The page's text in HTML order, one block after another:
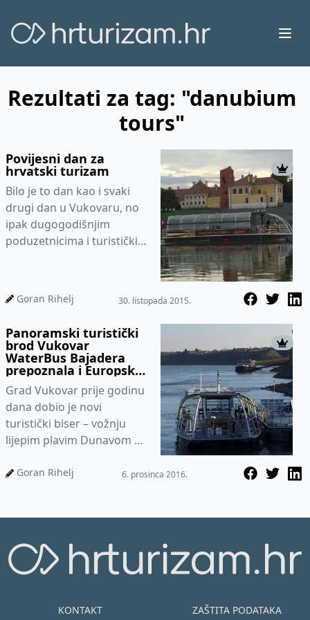
Rezultati za tag: "danubium
tours"
Povijesni dan za
hrvatski turizam
Bilo je to dan kao i svaki
drugi dan u Vukovaru, no
ipak dugogodišnjim
poduzetnicima i turističkim
Goran Rihelj 30. listopada 2015.
Panoramski turistički
brod Vukovar
WaterBus Bajadera
prepoznala i Europska
Unija
Grad Vukovar prije godinu
dana dobio je novi
turistički biser – vožnju
lijepim plavim Dunavom u
brodu Waterbus Bajadera.
Goran Rihelj 6. prosinca 2016.
KONTAKT ZAŠTITA PODATAKA